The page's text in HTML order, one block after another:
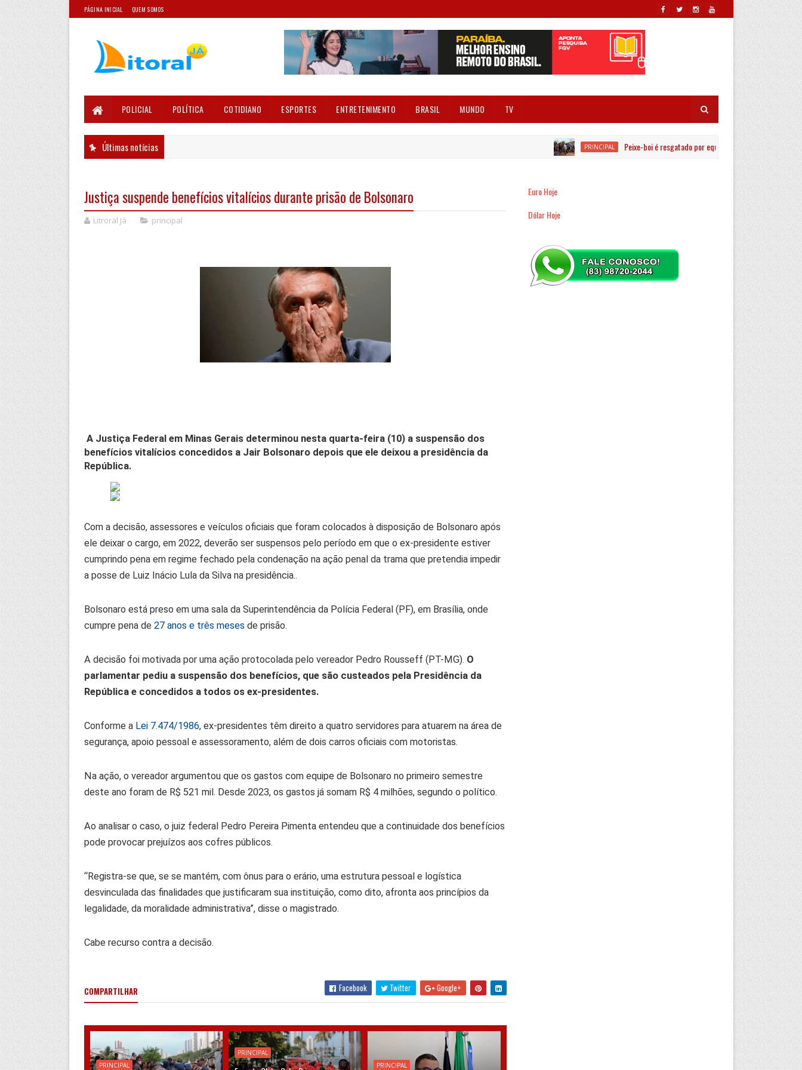
PÁGINA INICIAL QUEM SOMOS
POLICIAL POLÍTICA COTIDIANO ESPORTES ENTRETENIMENTO BRASIL MUNDO TV
Últimas notícias PRINCIPAL Peixe-boi é resgatado por equipes ambientais no Rio
Justiça suspende benefícios vitalícios durante prisão de Bolsonaro
Litroral Já principal
A Justiça Federal em Minas Gerais determinou nesta quarta-feira (10) a suspensão dos
benefícios vitalícios concedidos a Jair Bolsonaro depois que ele deixou a presidência da
República.
Com a decisão, assessores e veículos oficiais que foram colocados à disposição de Bolsonaro após
ele deixar o cargo, em 2022, deverão ser suspensos pelo período em que o ex-presidente estiver
cumprindo pena em regime fechado pela condenação na ação penal da trama que pretendia impedir
a posse de Luiz Inácio Lula da Silva na presidência..
Bolsonaro está preso em uma sala da Superintendência da Polícia Federal (PF), em Brasília, onde
cumpre pena de 27 anos e três meses de prisão.
A decisão foi motivada por uma ação protocolada pelo vereador Pedro Rousseff (PT-MG). O
parlamentar pediu a suspensão dos benefícios, que são custeados pela Presidência da
República e concedidos a todos os ex-presidentes.
Conforme a Lei 7.474/1986, ex-presidentes têm direito a quatro servidores para atuarem na área de
segurança, apoio pessoal e assessoramento, além de dois carros oficiais com motoristas.
Na ação, o vereador argumentou que os gastos com equipe de Bolsonaro no primeiro semestre
deste ano foram de R$ 521 mil. Desde 2023, os gastos já somam R$ 4 milhões, segundo o político.
Ao analisar o caso, o juiz federal Pedro Pereira Pimenta entendeu que a continuidade dos benefícios
pode provocar prejuízos aos cofres públicos.
“Registra-se que, se se mantém, com ônus para o erário, uma estrutura pessoal e logística
desvinculada das finalidades que justificaram sua instituição, como dito, afronta aos princípios da
legalidade, da moralidade administrativa”, disse o magistrado.
Cabe recurso contra a decisão.
COMPARTILHAR Facebook Twitter Google+
PRINCIPAL
PRINCIPAL
PRINCIPAL
Euro Hoje
Dólar Hoje